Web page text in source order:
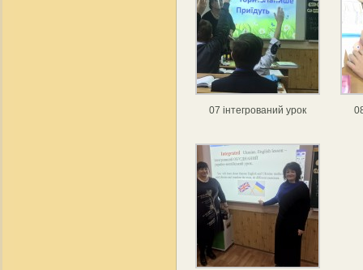
07 інтегрований урок